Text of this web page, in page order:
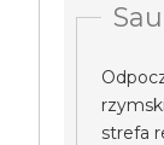
strefa